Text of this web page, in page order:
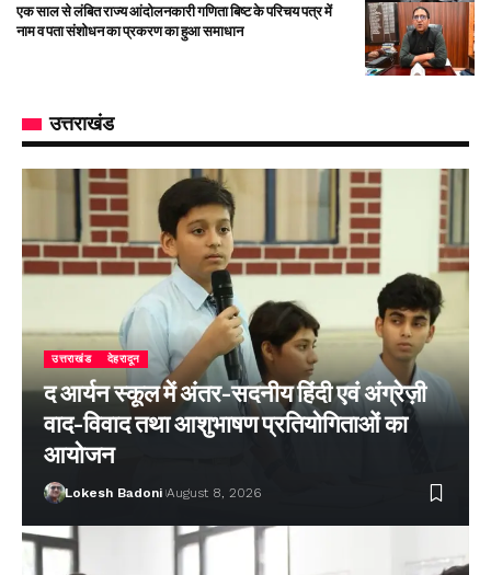
एक साल से लंबित राज्य आंदोलनकारी गणिता बिष्ट के परिचय पत्र में
नाम व पता संशोधन का प्रकरण का हुआ समाधान
उत्तराखंड
उत्तराखंड देहरादून
द आर्यन स्कूल में अंतर-सदनीय हिंदी एवं अंग्रेज़ी
वाद-विवाद तथा आशुभाषण प्रतियोगिताओं का
आयोजन
Lokesh Badoni August 8, 2026